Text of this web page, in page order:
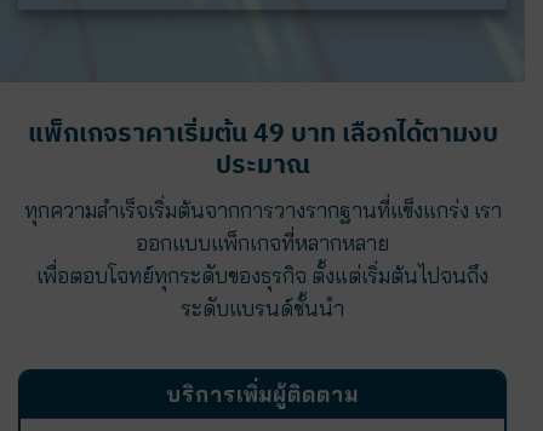
แพ็กเกจราคาเริ่มต้น 49 บาท เลือกได้ตามงบ
ประมาณ
ทุกความสำเร็จเริ่มต้นจากการวางรากฐานที่แข็งแกร่ง เรา
ออกแบบแพ็กเกจที่หลากหลาย
เพื่อตอบโจทย์ทุกระดับของธุรกิจ ตั้งแต่เริ่มต้นไปจนถึง
ระดับแบรนด์ชั้นนำ
บริการเพิ่มผู้ติดตาม